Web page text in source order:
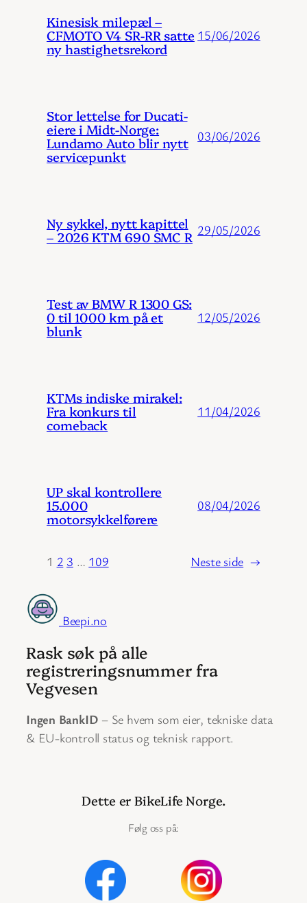
Kinesisk milepæl –
CFMOTO V4 SR-RR satte
ny hastighetsrekord
15/06/2026
Stor lettelse for Ducati-
eiere i Midt-Norge:
Lundamo Auto blir nytt
servicepunkt
03/06/2026
Ny sykkel, nytt kapittel
– 2026 KTM 690 SMC R 29/05/2026
Test av BMW R 1300 GS:
0 til 1000 km på et
blunk
12/05/2026
KTMs indiske mirakel:
Fra konkurs til
comeback
11/04/2026
UP skal kontrollere
15.000
motorsykkelførere
08/04/2026
1 2 3 … 109 Neste side →
Beepi.no
Rask søk på alle
registreringsnummer fra
Vegvesen
Ingen BankID – Se hvem som eier, tekniske data
& EU-kontroll status og teknisk rapport.
Dette er BikeLife Norge.
Følg oss på: